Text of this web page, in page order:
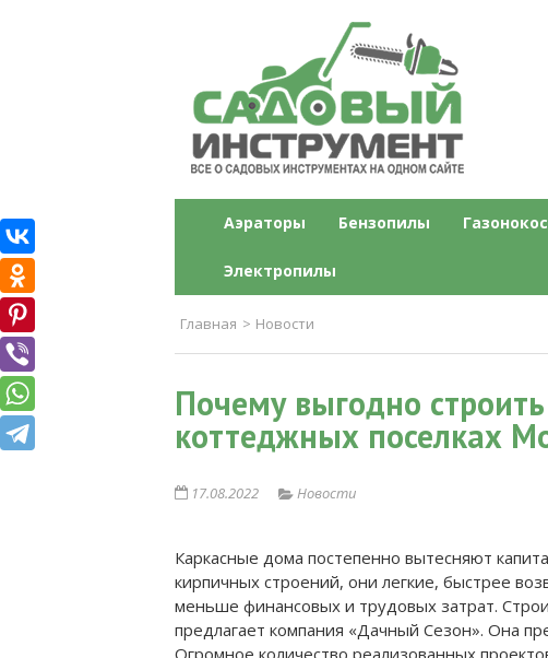
Садовый инструмент
Все о садовых инструментах на одном
Аэраторы Бензопилы
Электропилы
Главная > Новости
Почему выгодно
коттеджных поселках
17.08.2022 Новости
Каркасные дома постепенно вытесняют
кирпичных строений, они легкие, быстрее
меньше финансовых и трудовых затрат.
предлагает компания «Дачный Сезон». Она